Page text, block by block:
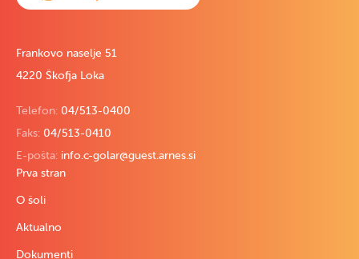
Frankovo naselje 51
4220 Škofja Loka
Telefon: 04/513-0400
Faks: 04/513-0410
E-pošta: info.c-golar@guest.arnes.si
Prva stran
O šoli
Aktualno
Dokumenti